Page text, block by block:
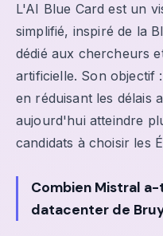
L'AI Blue Card est un
simplifié, inspiré de la
dédié aux chercheurs
artificielle. Son objectif
en réduisant les délais
aujourd'hui atteindre
candidats à choisir les
Combien Mistral
datacenter de